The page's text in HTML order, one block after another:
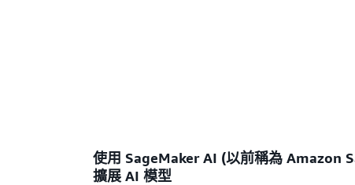
使用 SageMaker AI (以前稱為 Amazon
擴展 AI 模型